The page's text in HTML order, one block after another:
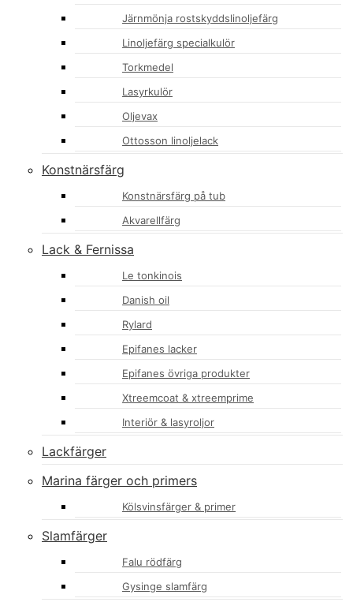
Järnmönja rostskyddslinoljefärg
Linoljefärg specialkulör
Torkmedel
Lasyrkulör
Oljevax
Ottosson linoljelack
Konstnärsfärg
Konstnärsfärg på tub
Akvarellfärg
Lack & Fernissa
Le tonkinois
Danish oil
Rylard
Epifanes lacker
Epifanes övriga produkter
Xtreemcoat & xtreemprime
Interiör & lasyroljor
Lackfärger
Marina färger och primers
Kölsvinsfärger & primer
Slamfärger
Falu rödfärg
Gysinge slamfärg